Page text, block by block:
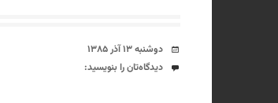
تاریخ
دوشنبه ۱۳ آذر ۱۳۸۵
دیدگاه‌ها
دیدگاه‌تان را بنویسید: